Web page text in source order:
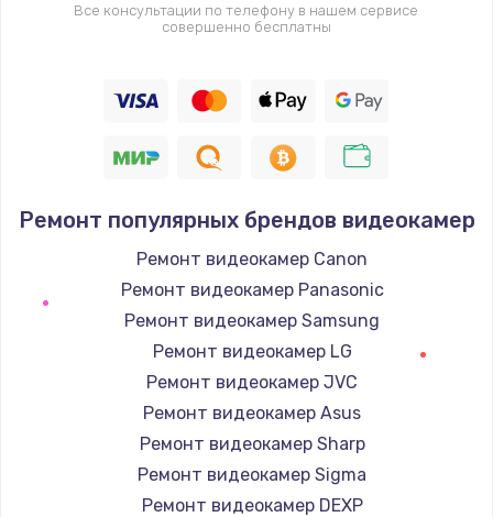
Заказать
2500 руб.
1400 руб.
Заказать
Замена / ремонт электронного модуля
управления
600 руб.
Замена конфорки
1100 руб.
Все консультации по телефону в нашем сервисе
совершенно бесплатны
Ремонт популярных брендов видеокамер
Ремонт видеокамер Canon
Ремонт видеокамер Panasonic
Ремонт видеокамер Samsung
Ремонт видеокамер LG
Ремонт видеокамер JVC
Ремонт видеокамер Asus
Ремонт видеокамер Sharp
Ремонт видеокамер Sigma
Ремонт видеокамер DEXP